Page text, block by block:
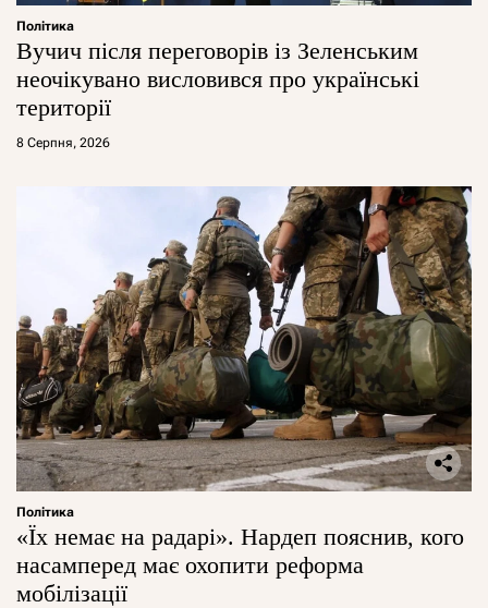
Політика
Вучич після переговорів із Зеленським
неочікувано висловився про українські
території
8 Серпня, 2026
Політика
«Їх немає на радарі». Нардеп пояснив, кого
насамперед має охопити реформа
мобілізації